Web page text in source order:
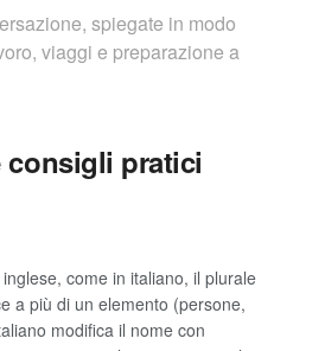
spiegate in modo
viaggi e preparazione a
consigli pratici
come in italiano, il plurale
a più di un elemento (persone,
modifica il nome con